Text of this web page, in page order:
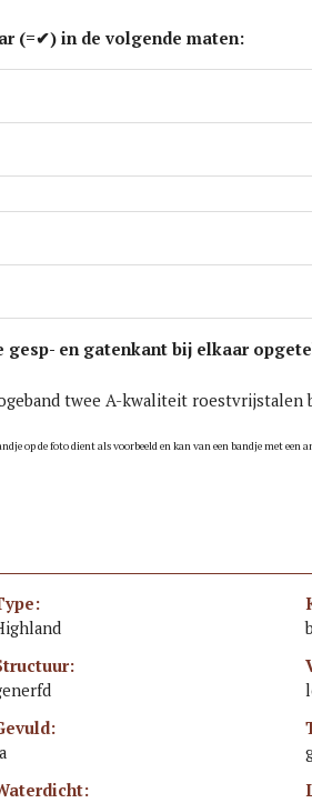
(=✔) in de volgende maten:
en gatenkant bij elkaar
twee A-kwaliteit
op de foto dient als voorbeeld en kan van een bandje met een